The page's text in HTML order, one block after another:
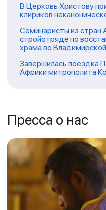
В Церковь Христову
клириков
Семинаристы из стран
стройотряде по
храма во
Завершилась поездка
Африки митрополита
Пресса о нас